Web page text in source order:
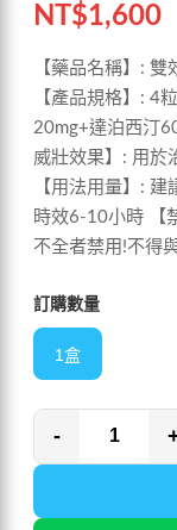
NT$1,600
【藥品名稱】:
【產品規格】: 4
20mg+達泊西汀
威壯效果】: 用於
【用法用量】:
時效6-10小時 【
不全者禁用!不得
訂購數量
1盒
-